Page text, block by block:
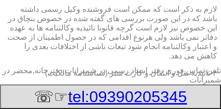
لازم به ذکر است که ممکن است فروشنده وکیل رسمی داشته
باشد که در این صورت بررسی های گفته شده در خصوص بنچاق در
این خصوص نیز لازم است گرچه قانونا تائیدیه وکالتنامه ها به عهده
دفاتر نمی باشد ولی هرنوع اقدامی که در حصول اطمینان از صحت
و اعتبار وکالتنامه انجام شود تبعات ناشی از اختلافات بعدی را
کاهش می دهد.
۲-تائیدیه نقل و انتقال و کارت سبز (شناسنامه مالکیت)
برگ تائیدیه نقل و انتقال صادره از مراکز تعویض پلاک حاوی
مشخصات کامل خودرو اعم از نوع ، سیستم ، مدل ، رنگ ، شماره
تلفن تماس فوریدفتر اسناد رسمی در شمیرانات,دفترخانه,محضر در
شمیرانات
tel:09390205345
☞☏